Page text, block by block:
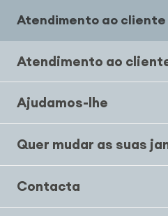
Atendimento ao cliente
Atendimento ao
Ajudamos-lhe
Quer mudar as suas
Contacta